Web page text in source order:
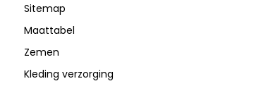
Sitemap
Maattabel
Zemen
Kleding verzorging